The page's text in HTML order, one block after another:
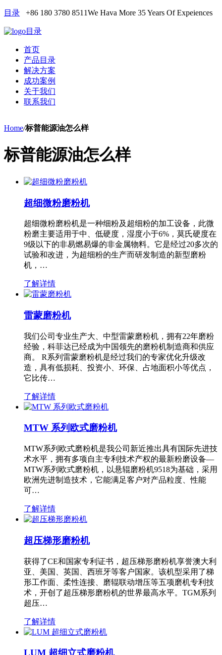
目录 +86 180 3780 8511We Hava More 35 Years Of Expeiences
目录
首页
产品目录
解决方案
成功案例
关于我们
联系我们
Home/标普能源油怎么样
标普能源油怎么样
超细微粉磨粉机
超细微粉磨粉机是一种细粉及超细粉的加工设备，此微
粉磨主要适用于中、低硬度，湿度小于6%，莫氏硬度在
9级以下的非易燃易爆的非金属物料。它是经过20多次的
试验和改进，为超细粉的生产而研发制造的新型磨粉
机，…
了解详情
雷蒙磨粉机
我们公司专业生产大、中型雷蒙磨粉机，拥有22年磨粉
经验，科菲达已经成为中国领先的磨粉机制造商和供应
商。 R系列雷蒙磨粉机是经过我们的专家优化升级改
造，具有低损耗、投资小、环保、占地面积小等优点，
它比传…
了解详情
MTW 系列欧式磨粉机
MTW系列欧式磨粉机是我公司新近推出具有国际先进技
术水平，拥有多项自主专利技术产权的最新粉磨设备—
MTW系列欧式磨粉机，以悬辊磨粉机9518为基础，采用
欧洲先进制造技术，它能满足客户对产品粒度、性能
可…
了解详情
超压梯形磨粉机
获得了CE和国家专利证书，超压梯形磨粉机享誉澳大利
亚、美国、英国、西班牙等客户国家。该机型采用了梯
形工作面、柔性连接、磨辊联动增压等五项磨机专利技
术，开创了超压梯形磨粉机的世界最高水平。TGM系列
超压…
了解详情